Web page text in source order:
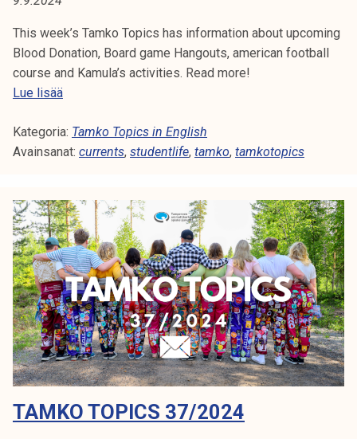
i
k
o
r
e
a
u
l
u
n
o
p
i
s
k
e
l
A
:
T
M
O
T
O
P
I
C
S
This week’s Tamko Topics has information about upcoming
Blood Donation, Board game Hangouts, american football
course and Kamula’s activities. Read more!
Lue lisääT
m
k
o
p
i
c
s
3
7
/
2
0
Kategoria: Tamko Topics in English
Avainsanat: currents, studentlife, tamko, tamkotopics
TAMKO TOPICS 37/2024